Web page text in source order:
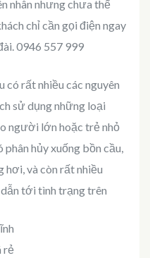
nhân nhưng chưa thể
chỉ cần gọi điện ngay
0946 557 999
rất nhiều các nguyên
sử dụng những loại
người lớn hoặc trẻ nhỏ
hủy xuống bồn cầu,
hơi, và còn rất nhiều
dẫn tới tình trạng trên
rẻ